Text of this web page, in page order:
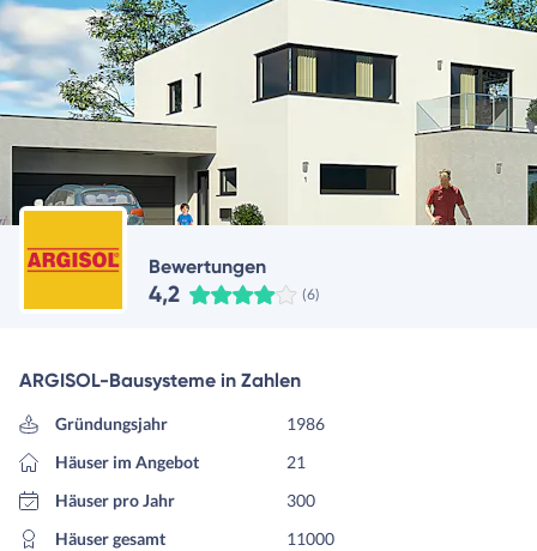
Bewertungen
4,2 (6)
ARGISOL-Bausysteme in Zahlen
Gründungsjahr
1986
Häuser im Angebot
21
Häuser pro Jahr
300
Häuser gesamt
11000